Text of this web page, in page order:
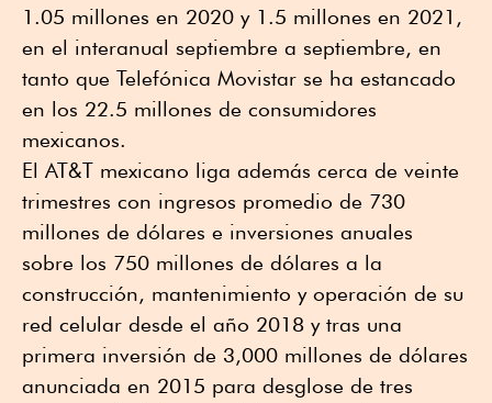
1.05 millones en 2020 y 1.5 millones en 2021,
en el interanual septiembre a septiembre, en
tanto que Telefónica Movistar se ha estancado
en los 22.5 millones de consumidores
mexicanos.
El AT&T mexicano liga además cerca de veinte
trimestres con ingresos promedio de 730
millones de dólares e inversiones anuales
sobre los 750 millones de dólares a la
construcción, mantenimiento y operación de su
red celular desde el año 2018 y tras una
primera inversión de 3,000 millones de dólares
anunciada en 2015 para desglose de tres